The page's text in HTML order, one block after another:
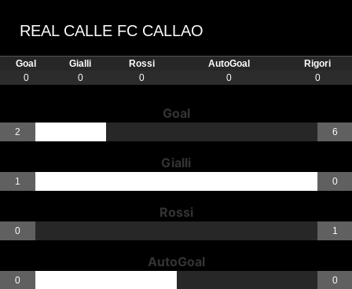
REAL CALLE FC CALLAO
Goal Gialli Rossi AutoGoal
Rigori
0
0 0 0 0
Goal
2 6
Gialli
1 0
Rossi
0 1
AutoGoal
0 0